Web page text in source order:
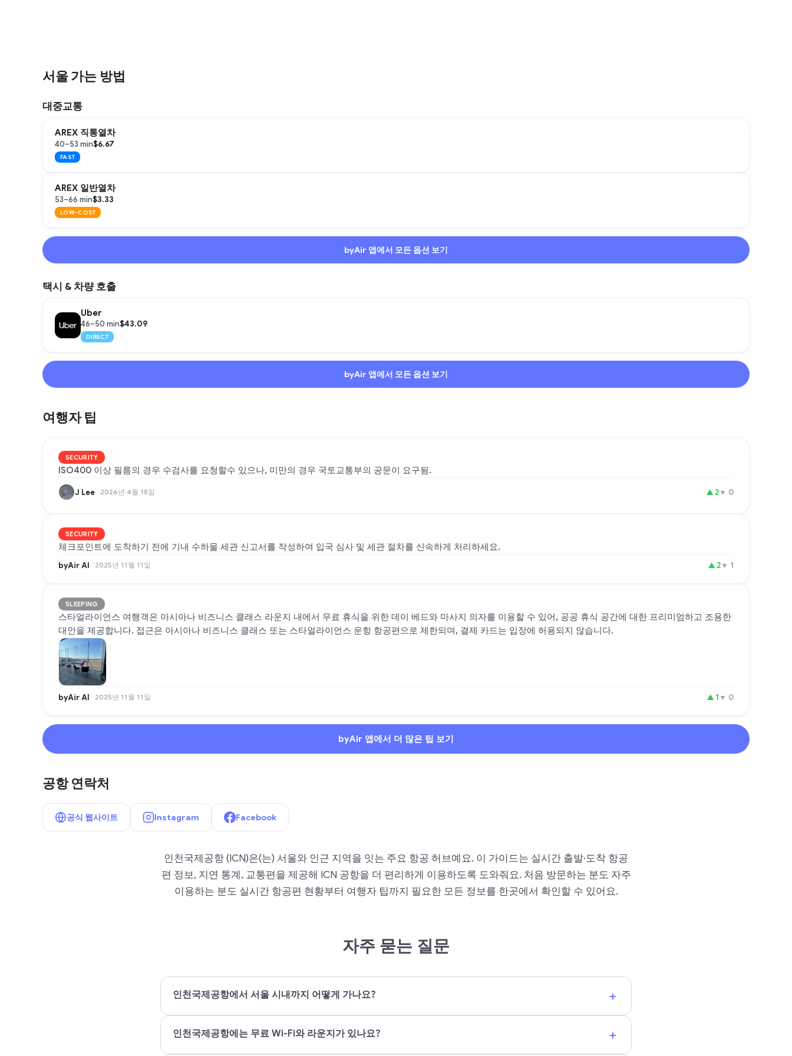
서울 가는 방법
대중교통
AREX 직통열차
40–53 min$6.67
FAST
AREX 일반열차
53–66 min$3.33
LOW-COST
byAir 앱에서 모든 옵션 보기
택시 & 차량 호출
Uber
46–50 min$43.09
DIRECT
byAir 앱에서 모든 옵션 보기
여행자 팁
SECURITY
ISO400 이상 필름의 경우 수검사를 요청할수 있으나, 미만의 경우 국토교통부의 공문이 요구됨.
J Lee 2026년 4월 18일 ▲ 2▼ 0
SECURITY
체크포인트에 도착하기 전에 기내 수하물 세관 신고서를 작성하여 입국 심사 및 세관 절차를 신속하게 처리하세요.
byAir AI 2025년 11월 11일 ▲ 2▼ 1
SLEEPING
스타얼라이언스 여행객은 아시아나 비즈니스 클래스 라운지 내에서 무료 휴식을 위한 데이 베드와 마사지 의자를 이용할 수 있어, 공공 휴식 공간에 대한 프리미엄하고 조용한
대안을 제공합니다. 접근은 아시아나 비즈니스 클래스 또는 스타얼라이언스 운항 항공편으로 제한되며, 결제 카드는 입장에 허용되지 않습니다.
byAir AI 2025년 11월 11일 ▲ 1 ▼ 0
byAir 앱에서 더 많은 팁 보기
공항 연락처
공식 웹사이트 Instagram Facebook
인천국제공항 (ICN)은(는) 서울와 인근 지역을 잇는 주요 항공 허브예요. 이 가이드는 실시간 출발·도착 항공
편 정보, 지연 통계, 교통편을 제공해 ICN 공항을 더 편리하게 이용하도록 도와줘요. 처음 방문하는 분도 자주
이용하는 분도 실시간 항공편 현황부터 여행자 팁까지 필요한 모든 정보를 한곳에서 확인할 수 있어요.
자주 묻는 질문
인천국제공항에서 서울 시내까지 어떻게 가나요? +
인천국제공항에는 무료 Wi-Fi와 라운지가 있나요? +